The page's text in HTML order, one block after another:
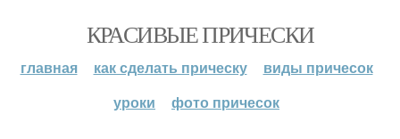
КРАСИВЫЕ ПРИЧЕСКИ
главная как сделать прическу
виды причесок
уроки
фото причесок